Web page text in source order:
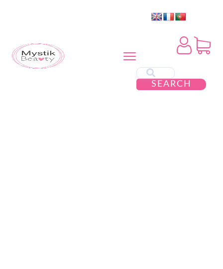
SEARCH